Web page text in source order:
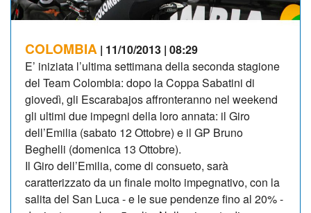
COLOMBIA | 11/10/2013 | 08:29
E’ iniziata l’ultima settimana della seconda stagione
del Team Colombia: dopo la Coppa Sabatini di
giovedì, gli Escarabajos affronteranno nel weekend
gli ultimi due impegni della loro annata: il Giro
dell’Emilia (sabato 12 Ottobre) e il GP Bruno
Beghelli (domenica 13 Ottobre).
Il Giro dell’Emilia, come di consueto, sarà
caratterizzato da un finale molto impegnativo, con la
salita del San Luca - e le sue pendenze fino al 20% -